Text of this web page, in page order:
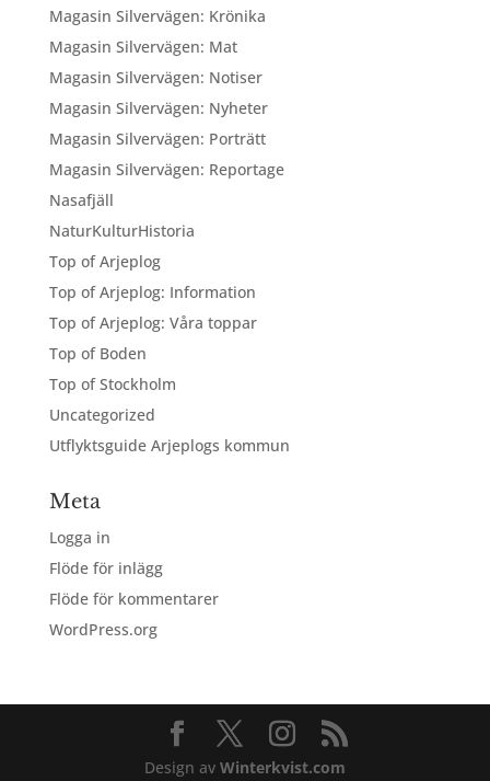
Magasin Silvervägen: Krönika
Magasin Silvervägen: Mat
Magasin Silvervägen: Notiser
Magasin Silvervägen: Nyheter
Magasin Silvervägen: Porträtt
Magasin Silvervägen: Reportage
Nasafjäll
NaturKulturHistoria
Top of Arjeplog
Top of Arjeplog: Information
Top of Arjeplog: Våra toppar
Top of Boden
Top of Stockholm
Uncategorized
Utflyktsguide Arjeplogs kommun
Meta
Logga in
Flöde för inlägg
Flöde för kommentarer
WordPress.org
Design av Winterkvist.com